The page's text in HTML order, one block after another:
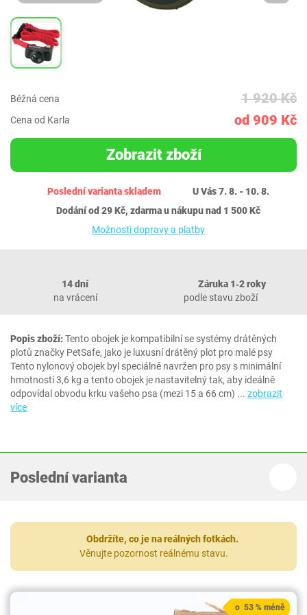
Běžná cena 1 920 Kč
Cena od Karla od 909 Kč
Zobrazit zboží
Poslední varianta skladem
U Vás 7. 8. - 10. 8.
Dodání od 29 Kč, zdarma u nákupu nad 1 500 Kč
Možnosti dopravy a platby
14 dní
na vrácení
Záruka 1‐2 roky
podle stavu zboží
Popis zboží:Tento obojek je kompatibilní se systémy drátěných
plotů značky PetSafe, jako je luxusní drátěný plot pro malé psy
Tento nylonový obojek byl speciálně navržen pro psy s minimální
hmotností 3,6 kg a tento obojek je nastavitelný tak, aby ideálně
odpovídal obvodu krku vašeho psa (mezi 15 a 66 cm) ... zobrazit
více
Poslední varianta
Obdržíte, co je na reálných fotkách.
Věnujte pozornost reálnému stavu.
o 53 % méně